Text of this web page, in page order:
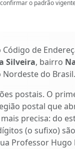
o padrão
Código de
Silveira, bairro
Nordeste do Brasil.
postais. O
postal que
precisa: do
(o sufixo)
Professor Hugo